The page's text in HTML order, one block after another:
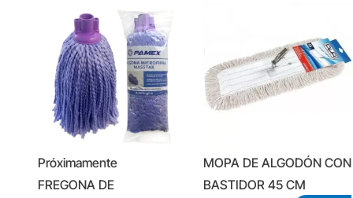
Próximamente
FREGONA DE
MOPA DE ALGODÓN CON
BASTIDOR 45 CM